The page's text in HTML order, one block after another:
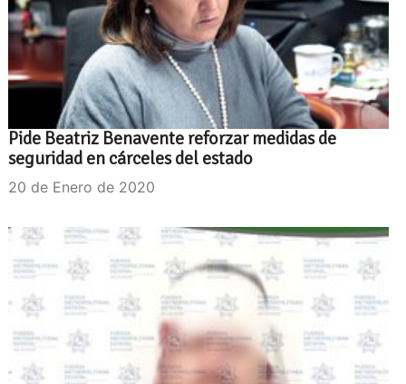
Pide Beatriz Benavente reforzar medidas de
seguridad en cárceles del estado
20 de Enero de 2020